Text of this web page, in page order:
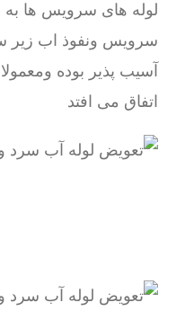
لوله های سرویس ها
سرویس ونفوذ اب
آسیب پذیر بوده
اتفاق می افتد